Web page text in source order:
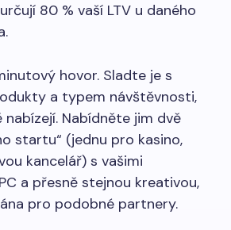
80 % vaší LTV u daného
hovor. Sladte je s
a typem návštěvnosti,
Nabídněte jim dvě
startu“ (jednu pro kasino,
kancelář) s vašimi
a přesně stejnou kreativou,
pro podobné partnery.